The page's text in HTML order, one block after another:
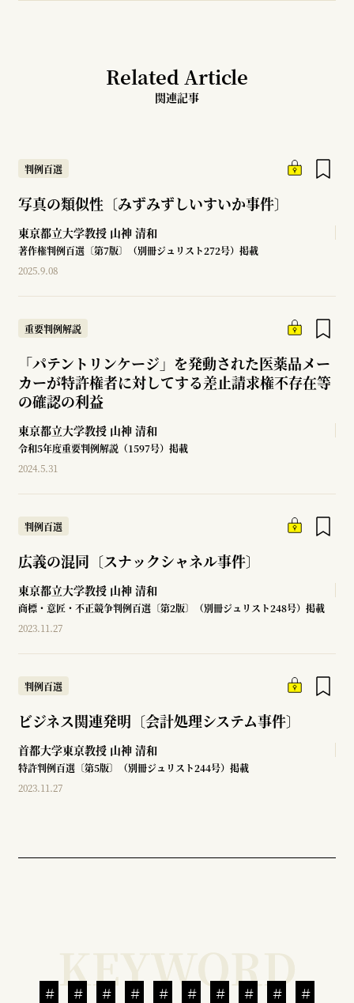
Related Article
関連記事
判例百選
写真の類似性〔みずみずしいすいか事件〕
東京都立大学教授 山神 清和
著作権判例百選〔第7版〕（別冊ジュリスト272号）掲載
2025.9.08
重要判例解説
「パテントリンケージ」を発動された医薬品メー
カーが特許権者に対してする差止請求権不存在等
の確認の利益
東京都立大学教授 山神 清和
令和5年度重要判例解説（1597号）掲載
2024.5.31
判例百選
広義の混同〔スナックシャネル事件〕
東京都立大学教授 山神 清和
商標・意匠・不正競争判例百選〔第2版〕（別冊ジュリスト248号）掲載
2023.11.27
判例百選
ビジネス関連発明〔会計処理システム事件〕
首都大学東京教授 山神 清和
特許判例百選〔第5版〕（別冊ジュリスト244号）掲載
2023.11.27